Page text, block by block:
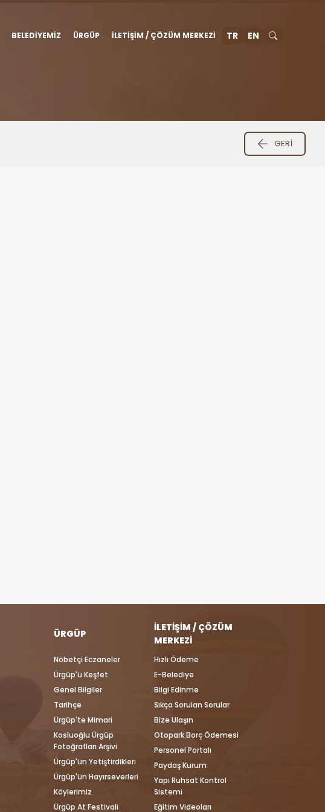
BELEDIYEMIZ ÜRGÜP İLETIŞIM / ÇÖZÜM MERKEZI TR EN
GERI
ÜRGÜP
Nöbetçi Eczaneler
Ürgüp'ü Keşfet
Genel Bilgiler
Tarihçe
Ürgüp'te Mimari
Kosluoğlu Ürgüp
Fotoğrafları Arşivi
Ürgüp'ün Yetiştirdikleri
Ürgüp'ün Hayırseverleri
Köylerimiz
Ürgüp At Festivali
İLETIŞIM / ÇÖZÜM
MERKEZI
Hızlı Ödeme
E-Belediye
Bilgi Edinme
Sıkça Sorulan Sorular
Bize Ulaşın
Otopark Borç Ödemesi
Personel Portalı
Paydaş Kurum
Yapı Ruhsat Kontrol
Sistemi
Eğitim Videoları